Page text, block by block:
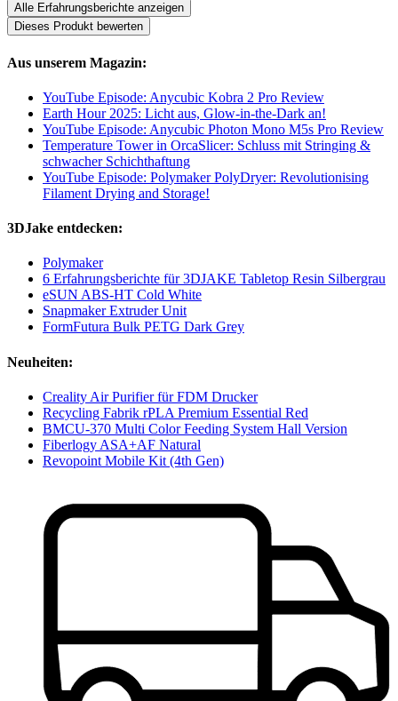
Alle Erfahrungsberichte anzeigen
Dieses Produkt bewerten
Aus unserem Magazin:
YouTube Episode: Anycubic Kobra 2 Pro Review
Earth Hour 2025: Licht aus, Glow-in-the-Dark an!
YouTube Episode: Anycubic Photon Mono M5s Pro Review
Temperature Tower in OrcaSlicer: Schluss mit Stringing &
schwacher Schichthaftung
YouTube Episode: Polymaker PolyDryer: Revolutionising
Filament Drying and Storage!
3DJake entdecken:
Polymaker
6 Erfahrungsberichte für 3DJAKE Tabletop Resin Silbergrau
eSUN ABS-HT Cold White
Snapmaker Extruder Unit
FormFutura Bulk PETG Dark Grey
Neuheiten:
Creality Air Purifier für FDM Drucker
Recycling Fabrik rPLA Premium Essential Red
BMCU-370 Multi Color Feeding System Hall Version
Fiberlogy ASA+AF Natural
Revopoint Mobile Kit (4th Gen)